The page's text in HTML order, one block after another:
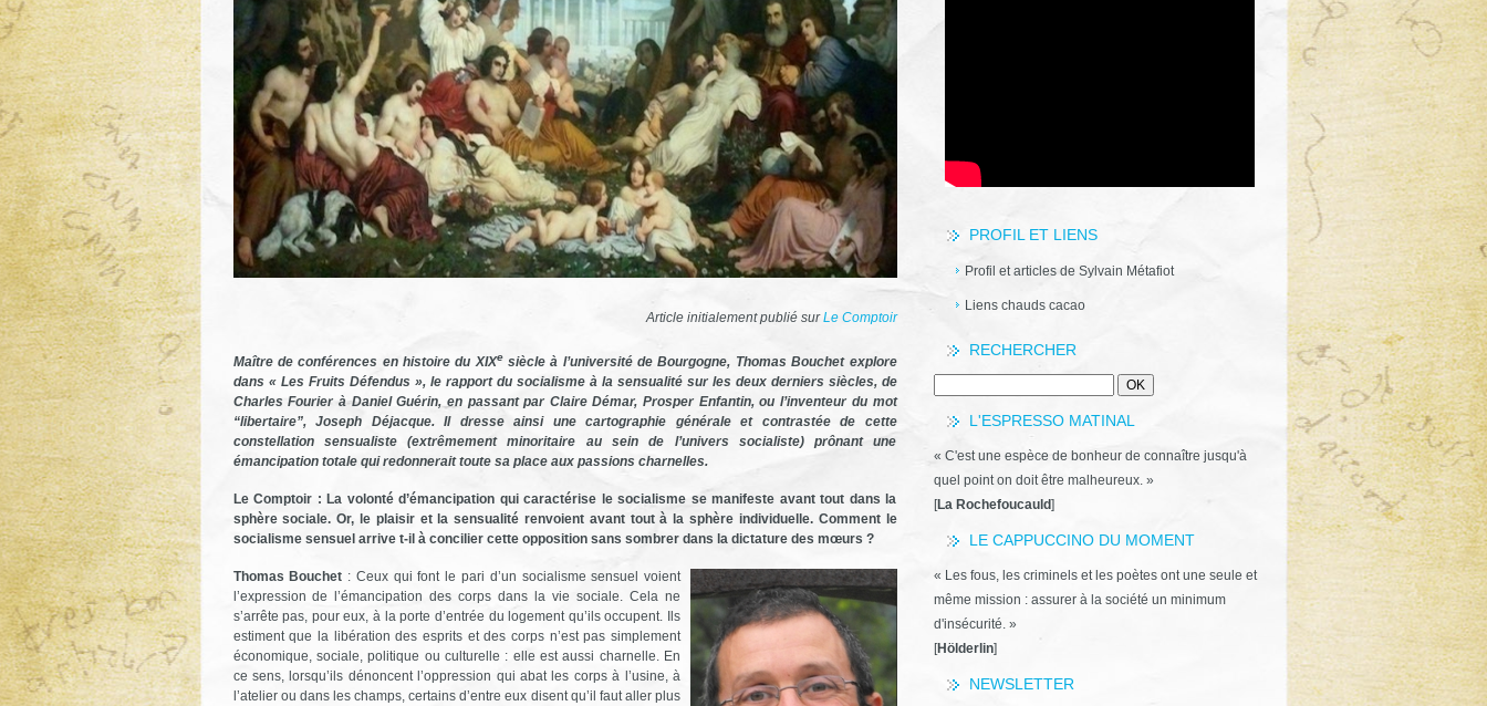
PROFIL ET LIENS
Profil et articles de Sylvain Métafiot
Liens chauds cacao
RECHERCHER
L'ESPRESSO MATINAL
« C'est une espèce de bonheur de connaître jusqu'à
quel point on doit être malheureux. »
[La Rochefoucauld]
LE CAPPUCCINO DU MOMENT
« Les fous, les criminels et les poètes ont une seule et
même mission : assurer à la société un minimum
d'insécurité. »
[Hölderlin]
NEWSLETTER
Article initialement publié surLe Comptoir
Maître de conférences en histoire du XIXesiècle à l’université de Bourgogne, Thomas Bouchet explore
dans « Les Fruits Défendus », le rapport du socialisme à la sensualité sur les deux derniers siècles, de
Charles Fourier à Daniel Guérin, en passant par Claire Démar, Prosper Enfantin, ou l’inventeur du mot
“libertaire”, Joseph Déjacque. Il dresse ainsi une cartographie générale et contrastée de cette
constellation sensualiste (extrêmement minoritaire au sein de l’univers socialiste) prônant une
émancipation totale qui redonnerait toute sa place aux passions charnelles.
Le Comptoir : La volonté d’émancipation qui caractérise le socialisme se manifeste avant tout dans la
sphère sociale. Or, le plaisir et la sensualité renvoient avant tout à la sphère individuelle. Comment le
socialisme sensuel arrive t-il à concilier cette opposition sans sombrer dans la dictature des mœurs ?
Thomas Bouchet : Ceux qui font le pari d’un socialisme sensuel voient
l’expression de l’émancipation des corps dans la vie sociale. Cela ne
s’arrête pas, pour eux, à la porte d’entrée du logement qu’ils occupent. Ils
estiment que la libération des esprits et des corps n’est pas simplement
économique, sociale, politique ou culturelle : elle est aussi charnelle. En
ce sens, lorsqu’ils dénoncent l’oppression qui abat les corps à l’usine, à
l’atelier ou dans les champs, certains d’entre eux disent qu’il faut aller plus